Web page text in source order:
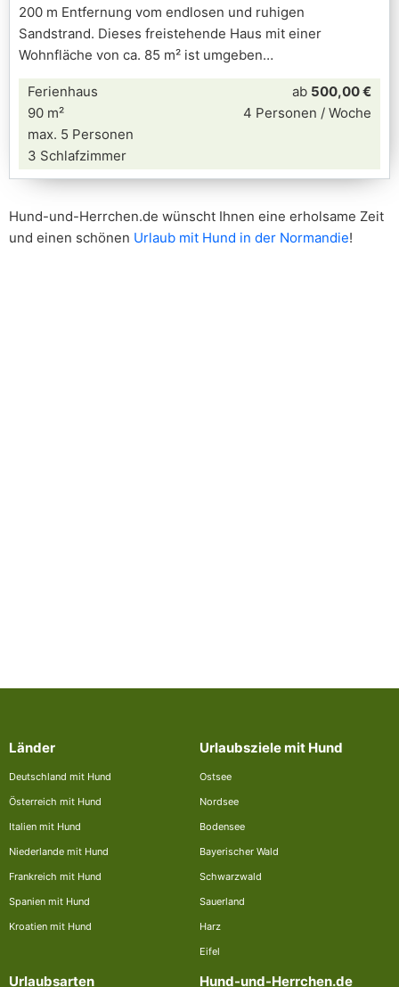
200 m Entfernung vom endlosen und ruhigen
Sandstrand. Dieses freistehende Haus mit einer
Wohnfläche von ca. 85 m² ist umgeben
Ferienhaus
90 m²
max. 5 Personen
3 Schlafzimmer
ab 500,00 €
4 Personen / Woche
Hund-und-Herrchen.de wünscht Ihnen eine erholsame Zeit
und einen schönen Urlaub mit Hund in der Normandie!
Länder
Deutschland mit Hund
Österreich mit Hund
Italien mit Hund
Niederlande mit Hund
Frankreich mit Hund
Spanien mit Hund
Kroatien mit Hund
Urlaubsziele mit Hund
Ostsee
Nordsee
Bodensee
Bayerischer Wald
Schwarzwald
Sauerland
Harz
Eifel
Urlaubsarten Hund-und-Herrchen.de